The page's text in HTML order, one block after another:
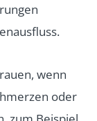
wenn
oder